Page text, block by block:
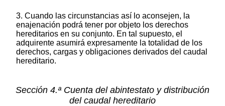
3. Cuando las circunstancias así lo aconsejen, la
enajenación podrá tener por objeto los derechos
hereditarios en su conjunto. En tal supuesto, el
adquirente asumirá expresamente la totalidad de los
derechos, cargas y obligaciones derivados del caudal
hereditario.
Sección 4.ª Cuenta del abintestato y distribución
del caudal hereditario